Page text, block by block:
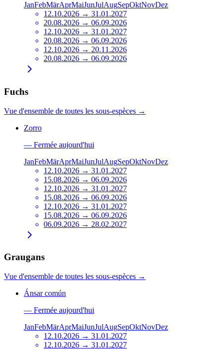
JanFebMärAprMaiJunJulAugSepOktNovDez
12.10.2026 → 31.01.2027
20.08.2026 → 06.09.2026
12.10.2026 → 31.01.2027
20.08.2026 → 06.09.2026
12.10.2026 → 20.11.2026
20.08.2026 → 06.09.2026
Fuchs
Vue d'ensemble de toutes les sous-espèces →
Zorro
— Fermée aujourd'hui
JanFebMärAprMaiJunJulAugSepOktNovDez
12.10.2026 → 31.01.2027
15.08.2026 → 06.09.2026
12.10.2026 → 31.01.2027
15.08.2026 → 06.09.2026
12.10.2026 → 31.01.2027
15.08.2026 → 06.09.2026
06.09.2026 → 28.02.2027
Graugans
Vue d'ensemble de toutes les sous-espèces →
Ánsar común
— Fermée aujourd'hui
JanFebMärAprMaiJunJulAugSepOktNovDez
12.10.2026 → 31.01.2027
12.10.2026 → 31.01.2027